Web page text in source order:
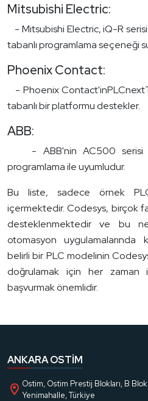
Mitsubishi Electric:
- Mitsubishi Electric, iQ-R
tabanlı programlama seçeneği
Phoenix Contact:
- Phoenix
tabanlı bir platformu destekler.
ABB:
- ABB'nin AC500 serisi
programlama ile uyumludur.
Bu liste, sadece örnek
içermektedir. Codesys, birçok
desteklenmektedir ve bu
otomasyon uygulamalarında
belirli bir PLC modelinin
doğrulamak için her zaman
başvurmak önemlidir.
ANKARA OSTIM
Ostim, Ostim Prestij Blokları, B
Yenimahalle, Türkiye